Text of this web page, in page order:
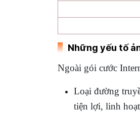
Những yếu tố
Ngoài gói cước
Loại đường
tiện lợi, linh